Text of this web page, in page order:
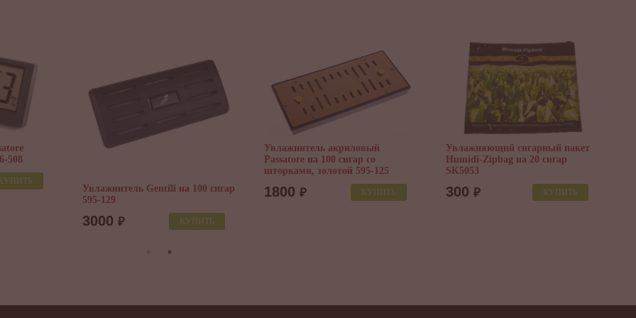
пакет
сигар
КУПИТЬ
Полка из кедра для сигарного
Увлажнитель акриловый
Passatore на 25 сигар, пенал 595-
Шарики акриловые для
увлажнителей, 3 грамма 595-199